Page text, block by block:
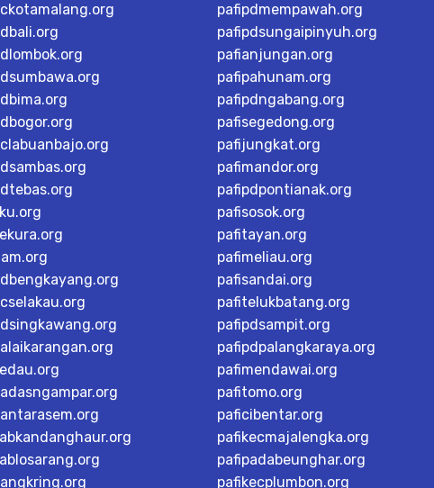
pafipdmempawah.org
pafipdsungaipinyuh.org
pafianjungan.org
pafipahunam.org
pafipdngabang.org
pafisegedong.org
pafijungkat.org
pafimandor.org
pafipdpontianak.org
pafisosok.org
pafitayan.org
pafimeliau.org
pafisandai.org
pafitelukbatang.org
pafipdsampit.org
pafipdpalangkaraya.org
pafimendawai.org
pafitomo.org
paficibentar.org
pafikecmajalengka.org
pafipadabeunghar.org
pafikecplumbon.org